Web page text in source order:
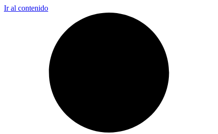
Ir al contenido